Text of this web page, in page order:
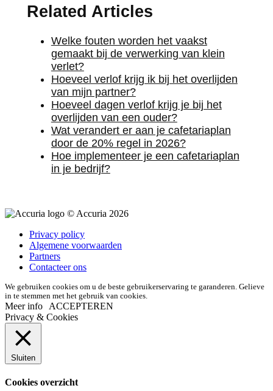
Related Articles
Welke fouten worden het vaakst
gemaakt bij de verwerking van klein
verlet?
Hoeveel verlof krijg ik bij het overlijden
van mijn partner?
Hoeveel dagen verlof krijg je bij het
overlijden van een ouder?
Wat verandert er aan je cafetariaplan
door de 20% regel in 2026?
Hoe implementeer je een cafetariaplan
in je bedrijf?
© Accuria 2026
Privacy policy
Algemene voorwaarden
Partners
Contacteer ons
We gebruiken cookies om u de beste gebruikerservaring te garanderen. Gelieve
in te stemmen met het gebruik van cookies.
Meer info
ACCEPTEREN
Privacy & Cookies
Sluiten
Cookies overzicht